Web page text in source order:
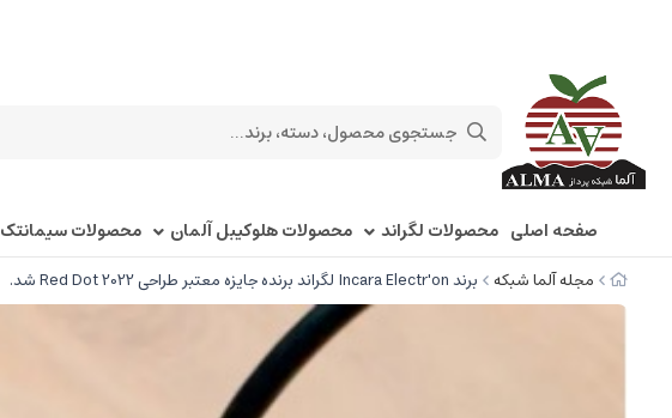
صفحه اصلی محصولات لگراند محصولات هلوکیبل آلمان محصولات سیمانتک
مجله آلما شبکه برند Incara Electr'on لگراند برنده جایزه معتبر طراحی Red Dot 2022 شد.